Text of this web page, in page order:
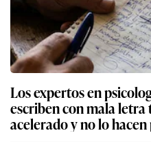
Los expertos en
escriben con mala
acelerado y no lo